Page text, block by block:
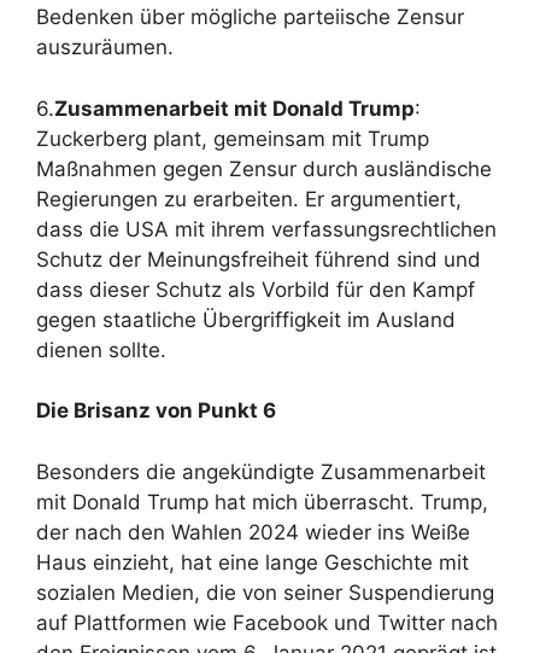
Bedenken über mögliche parteiische Zensur
auszuräumen.
6.Zusammenarbeit mit Donald Trump:
Zuckerberg plant, gemeinsam mit Trump
Maßnahmen gegen Zensur durch ausländische
Regierungen zu erarbeiten. Er argumentiert,
dass die USA mit ihrem verfassungsrechtlichen
Schutz der Meinungsfreiheit führend sind und
dass dieser Schutz als Vorbild für den Kampf
gegen staatliche Übergriffigkeit im Ausland
dienen sollte.
Die Brisanz von Punkt 6
Besonders die angekündigte Zusammenarbeit
mit Donald Trump hat mich überrascht. Trump,
der nach den Wahlen 2024 wieder ins Weiße
Haus einzieht, hat eine lange Geschichte mit
sozialen Medien, die von seiner Suspendierung
auf Plattformen wie Facebook und Twitter nach